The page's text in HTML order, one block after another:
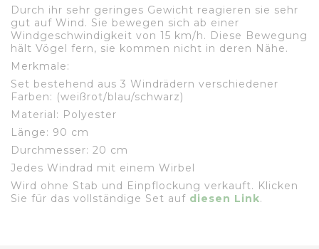
Durch ihr sehr geringes Gewicht reagieren sie sehr
gut auf Wind. Sie bewegen sich ab einer
Windgeschwindigkeit von 15 km/h. Diese Bewegung
hält Vögel fern, sie kommen nicht in deren Nähe.
Merkmale:
Set bestehend aus 3 Windrädern verschiedener
Farben: (weißrot/blau/schwarz)
Material: Polyester
Länge: 90 cm
Durchmesser: 20 cm
Jedes Windrad mit einem Wirbel
Wird ohne Stab und Einpflockung verkauft. Klicken
Sie für das vollständige Set auf diesen Link.